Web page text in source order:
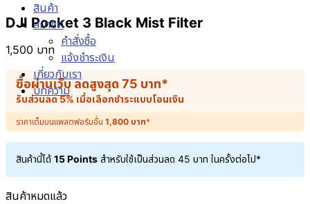
สินค้า
สมาชิก
คำสั่งซื้อ
แจ้งชำระเงิน
เกี่ยวกับเรา
บทความ
DJI Pocket 3 Black Mist Filter
1,500 บาท
ซื้อผ่านเว็บ ลดสูงสุด 75 บาท*
รับส่วนลด 5% เมื่อเลือกชำระแบบโอนเงิน
ราคาเต็มบนแพลตฟอร์มอื่น 1,800 บาท*
สินค้านี้ได้ 15 Points สำหรับใช้เป็นส่วนลด 45 บาท ในครั้งต่อไป*
สินค้าหมดแล้ว